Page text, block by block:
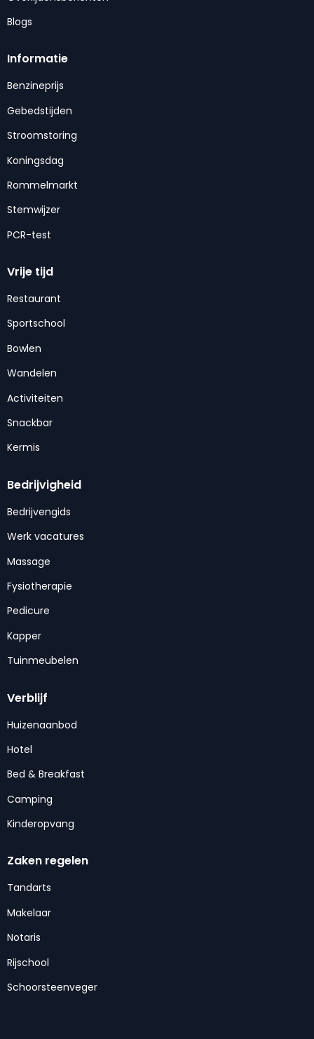
Blogs
Informatie
Benzineprijs
Gebedstijden
Stroomstoring
Koningsdag
Rommelmarkt
Stemwijzer
PCR-test
Vrije tijd
Restaurant
Sportschool
Bowlen
Wandelen
Activiteiten
Snackbar
Kermis
Bedrijvigheid
Bedrijvengids
Werk vacatures
Massage
Fysiotherapie
Pedicure
Kapper
Tuinmeubelen
Verblijf
Huizenaanbod
Hotel
Bed & Breakfast
Camping
Kinderopvang
Zaken regelen
Tandarts
Makelaar
Notaris
Rijschool
Schoorsteenveger